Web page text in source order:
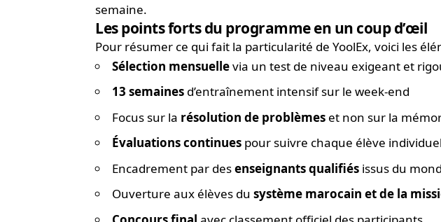
semaine.
Les points forts du programme en un coup d’œil
Pour résumer ce qui fait la particularité de YoolEx, voici les
Sélection mensuellevia un test de niveau exigeant et
13 semaines d’entraînement intensif sur le week-end
Focus sur la résolution de problèmes et non sur la
Évaluations continues pour suivre chaque élève
Encadrement par desenseignants qualifiés issus du
Ouverture aux élèves dusystème marocain et de la